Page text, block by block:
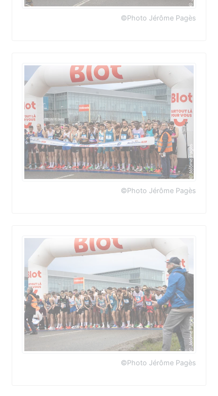
©Photo Jérôme Pagès
©Photo Jérôme Pagès
©Photo Jérôme Pagès